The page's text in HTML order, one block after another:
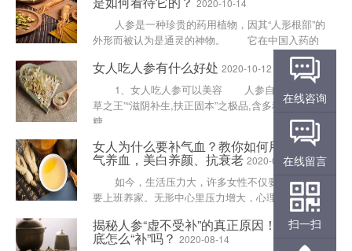
人参是一种珍贵的药用植物，因其“人形根部”的
外形而被认为是通灵的神物。 它在中国入药的
女人吃人参有什么好处 2020-10-12
1、女人吃人参可以美容 人参自古誉为“百
草之王”“滋阴补生,扶正固本”之极品,含多种皂甙和多
糖......
女人为什么要补气血？教你如何用人参补
气养血，美白养颜、抗衰老 2020-09-19
如今，生活压力大，许多女性不仅要生孩子还
要上班养家。无形中心里压力增大，心理压力一增
大，身体就会出现内分泌系统紊乱，甚至有些三四十
岁的女性出现了早......
揭秘人参“虚不受补”的真正原因！想知道到
底怎么“补”吗？ 2020-08-14
在线咨询
在线留言
扫一扫